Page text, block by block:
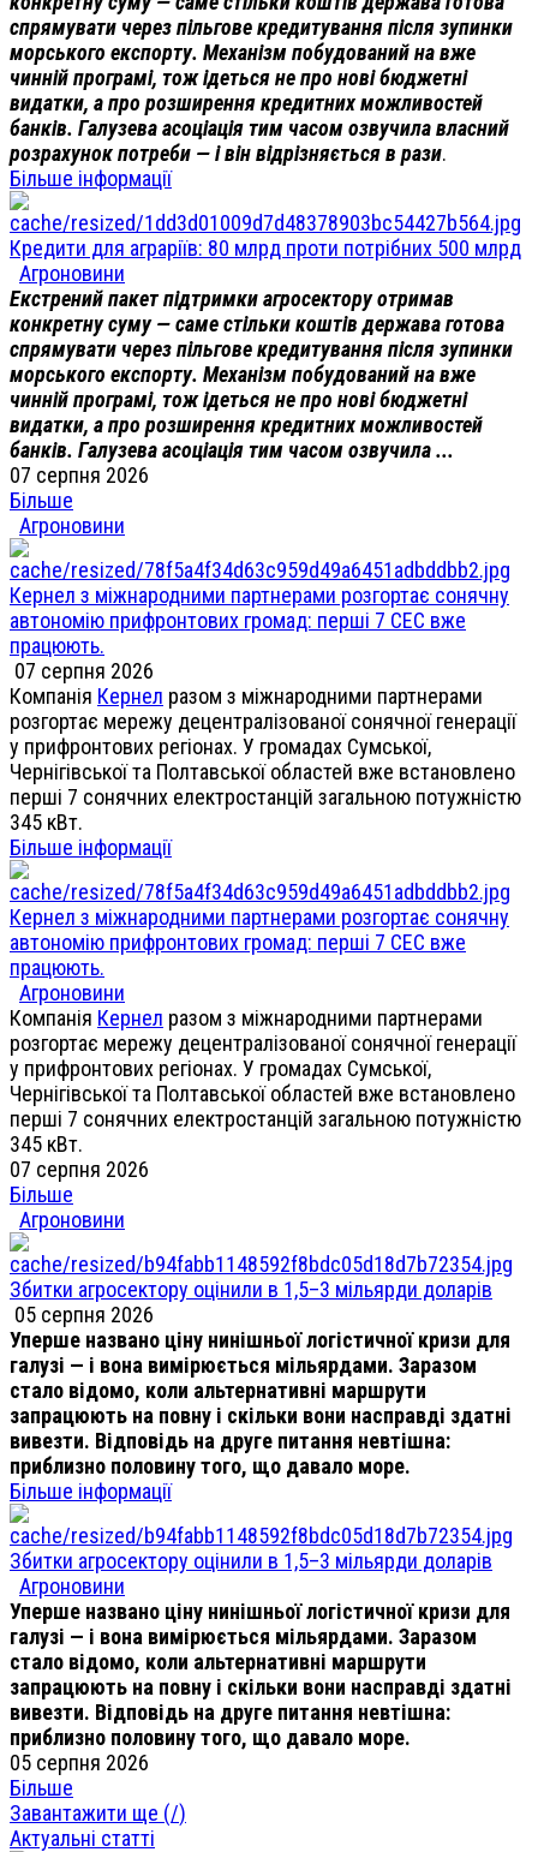
спрямувати через пільгове кредитування після зупинки
морського експорту. Механізм побудований на вже
чинній програмі, тож ідеться не про нові бюджетні
видатки, а про розширення кредитних можливостей
банків. Галузева асоціація тим часом озвучила власний
розрахунок потреби — і він відрізняється в рази.
Більше інформації
Кредити для аграріїв: 80 млрд проти потрібних 500 млрд
Агроновини
Екстрений пакет підтримки агросектору отримав
конкретну суму — саме стільки коштів держава готова
спрямувати через пільгове кредитування після зупинки
морського експорту. Механізм побудований на вже
чинній програмі, тож ідеться не про нові бюджетні
видатки, а про розширення кредитних можливостей
банків. Галузева асоціація тим часом озвучила ...
07 серпня 2026
Більше
Агроновини
Кернел з міжнародними партнерами розгортає сонячну
автономію прифронтових громад: перші 7 СЕС вже
працюють.
07 серпня 2026
Компанія Кернел разом з міжнародними партнерами
розгортає мережу децентралізованої сонячної генерації
у прифронтових регіонах. У громадах Сумської,
Чернігівської та Полтавської областей вже встановлено
перші 7 сонячних електростанцій загальною потужністю
345 кВт.
Більше інформації
Кернел з міжнародними партнерами розгортає сонячну
автономію прифронтових громад: перші 7 СЕС вже
працюють.
Агроновини
Компанія Кернел разом з міжнародними партнерами
розгортає мережу децентралізованої сонячної генерації
у прифронтових регіонах. У громадах Сумської,
Чернігівської та Полтавської областей вже встановлено
перші 7 сонячних електростанцій загальною потужністю
345 кВт.
07 серпня 2026
Більше
Агроновини
Збитки агросектору оцінили в 1,5–3 мільярди доларів
05 серпня 2026
Уперше названо ціну нинішньої логістичної кризи для
галузі — і вона вимірюється мільярдами. Заразом
стало відомо, коли альтернативні маршрути
запрацюють на повну і скільки вони насправді здатні
вивезти. Відповідь на друге питання невтішна:
приблизно половину того, що давало море.
Більше інформації
Збитки агросектору оцінили в 1,5–3 мільярди доларів
Агроновини
Уперше названо ціну нинішньої логістичної кризи для
галузі — і вона вимірюється мільярдами. Заразом
стало відомо, коли альтернативні маршрути
запрацюють на повну і скільки вони насправді здатні
вивезти. Відповідь на друге питання невтішна:
приблизно половину того, що давало море.
05 серпня 2026
Більше
Завантажити ще (/)
Актуальні статті